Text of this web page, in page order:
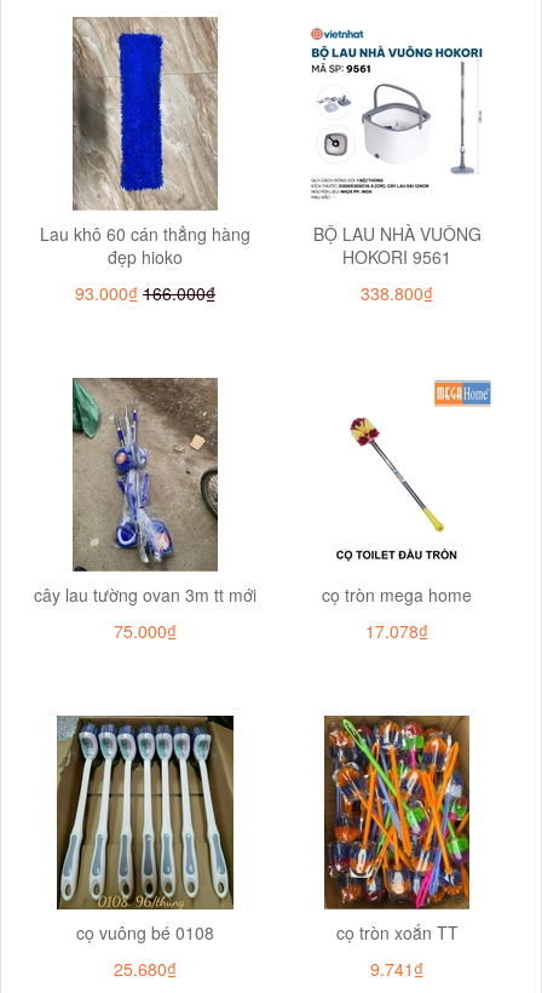
Lau khô 60 cán thẳng hàng
đẹp hioko
93.000₫ 166.000₫
BỘ LAU NHÀ VUÔNG
HOKORI 9561
338.800₫
cây lau tường ovan 3m tt mới
75.000₫
cọ tròn mega home
17.078₫
cọ vuông bé 0108
25.680₫
cọ tròn xoắn TT
9.741₫